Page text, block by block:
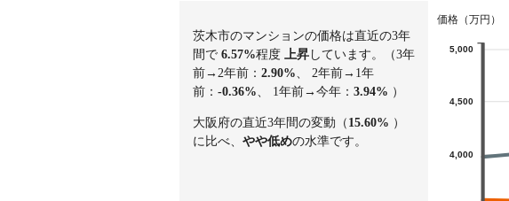
茨木市のマンションの価格は直近の3年
間で 6.57%程度 上昇 しています。（3年
前→2年前： 2.90% 、 2年前→1年
前： -0.36% 、 1年前→今年： 3.94% ）
大阪府の直近3年間の変動（ 15.60% ）
に比べ、 やや低めの水準です。
価格（万円）
4,000
4,500
5,000